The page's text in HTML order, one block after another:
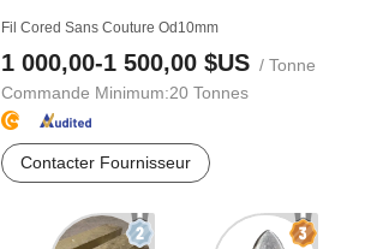
Fil Cored Sans Couture Od10mm
1 000,00-1 500,00 $US / Tonne
Commande Minimum:20 Tonnes
Contacter Fournisseur